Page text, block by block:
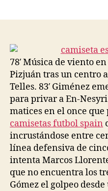
78′ Música de viento
Pizjuán tras un centro
Telles. 83′ Giménez
para privar a En-Nesyri
matices en el once
camisetas futbol spain
incrustándose entre
línea defensiva de
intenta Marcos
que no encuentra los
Gómez el golpeo